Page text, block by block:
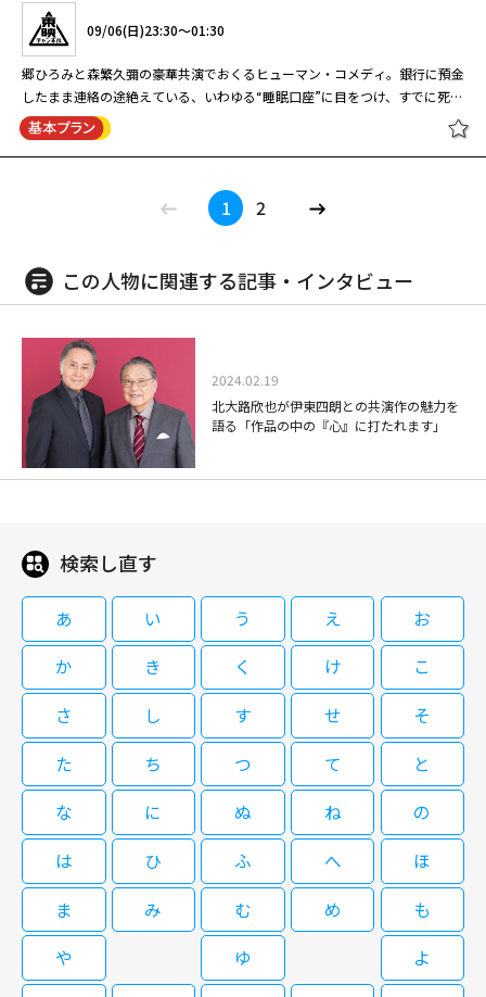
る。橋野は、強奪事件があった時刻には特急あ ずさに乗っていたと語り、
婚約者の新井優子（星野真里）が証人だと言った。十津川らはアリバイを確
かめるため、優 子が経営する安曇野のペンションへ向かった。しかし、橋
野が先回りし、優子は橋野を異常に恐れ、多くを語らない。 後日、東京に
について知っているとい う。内田の話は衝撃的だった。優子は七年前橋野
に拉致監禁された被害者だというのだ。拉致から三年後、優子は 橋野のも
だ。事件後、消息を絶った優子だ ったが、執念深い橋野に出所後、優子の
居場所を突き止められる。恐怖に凍りついた優子は、言うなりに操られ、結
件の容疑者が二人連続して殺されたのだ。十津川は強奪事件の主犯格が橋野
だと 確信する。さらに、橋野が姿を消した。続いて優子も何者かに誘拐さ
めに手を組もうと提案する。橋野は謎の人物と特急あずさの中で、優子と盗
んだ現金の交 換をするという。事件のすべての謎を乗せて、運命の「特急
あずさ13号」が新宿駅を発車した！
長の財産を 独り占めしようとするほかの愛人の犯罪なのか？ 事件の謎を追
う十津川警部の前に、敏腕美人弁護士が立ちはだか る。白虎隊の悲劇の舞
台・会津若松で事件が立て続けに起こる。敏腕美人弁護士役には床嶋佳子、
福島県警の警部 役で佐藤B作がゲスト出演。 【ストーリー】 悪徳金融会社
の社長・五十嵐が自宅マンションで殺された。寝室で女に毒を盛られたらし
い。十津川警部（渡瀬恒彦） は、五十嵐の三人の愛人に殺害の動機がある
とにらみ、捜査を開始する。三人とは、死体の第一発見者でモデルの 藤原
ドルタレントの木下知恵（笹岡莉紗）であ る。 マンションの防犯カメラに
は、白いスーツケースを持った不審な女が映っていた。さつきがそれと同じ
西良太）が尾行する。さつきは東京駅から福島県の会津若松 へ向かった。
十津川は彼女を監視するが、これといった動きはない。ところが、クラブの
り出す。岡本は、友美が殺された日につり橋から落ちて重傷を負った少
年・佐竹勇夫（浅利陽介）が犯人だとにらんでいる。勇夫が例の白いスーツ
ケースを持っていたという目撃情報をつか んでいたからだ。ところが、少
年犯罪専門の弁護士・結城彩子（床嶋佳子）が現われ、勇夫は無実だと主張
する。彩子 の鋭い指摘に岡本警部はたじたじ。十津川も彩子の分析をヒン
トに、勇夫は犯人ではないと考える。 そんな矢先、アイドルの知恵が何者
かに誘拐された。身代金が要求され、事務所の社長が金を運ぶ。若い謎の男
山に消えた女」
渡瀬恒彦主演「十津川警部」シリーズ第39弾。交通事故に遭い重症を負っ
の心 中を察しつつも、厳しく捜査の指揮を執る十津川。互いを思いやる二
人。渡瀬恒彦と伊東四朗のコンビならではの年輪 を重ねた男同士の芝居が
民家なども盛り 込み、旅情たっぷりで贈る。 【ストーリー】 亀井刑事（伊
東四朗）は、容疑者を追跡中に自動車事故に遭い重傷を負ったが、ある女性
に病院に搬送されて一命を 取り留める。しかし女性は名も継げずに立ち去
ったため、それが誰なのかは分からなかった。退院したのち、休暇で飛 騨
高山を訪れた亀井は、そこで命の恩人である女性・小野寺由美子（洞口依
子）と偶然再会する。画家志望だという 由美子と亀井は翌日にもう一度会
考人として岐阜県警の向井警部（佐藤銀平）の事情聴取を 受ける。そこへ
十津川警部（渡瀬恒彦）が東京から駆け付ける。そして由美子が宿泊で使っ
た“白石ゆか”という偽名 と住所を手掛かりに捜査が始まった…。
09/01(火)12:00～13:40
渡瀬恒彦主演「十津川警部」シリーズ第17弾。渡瀬恒彦がシリーズ初の一
ホステス 殺人事件の謎を追う。殺人の重要参考人として窮地に立たされる
十津川警部のため、伊東四朗演じる亀井刑事も捜 査に奔走し、事実を糾明
していく。 【ストーリー】 深夜の井の頭公園でのホステス（豊田麻里）が
殺された。所持品から会津若松までの切符と十津川警部（渡瀬恒彦） の名
刺が発見され、捜査一課は騒然。その頃、報道カメラマン・渡辺ひろみ（藤
谷美紀）の元に、十津川と暴力団の癒 着情報と証拠写真が届いていた。ホ
ステス殺しの裏に、十津川と亀井刑事（伊東四朗）は危険な罠を感じ取って
いた が、十津川は事件解決のため、被害者の所持していた切符で単身列車
に乗り込んだ。そんな十津川に、女から電話 で行き先の指示が入る…。 ま
た、ひろみにあった密告は現実のものとなっていた。東山温泉に現れた十津
川をひろみは尾行。十津川が小坂井め ぐみ（中野若葉）を殺害する現場を
目撃し、決定的瞬間を撮影。翌日、偶然を装い、十津川と同行したひろみは
岩室温 泉で何者かに襲われた。病院で意識が戻ったひろみは、十津川が犯
人と証言。ひろみの供述でめぐみの死体も発見 され、地元警察を震撼させ
た。重要参考人として窮地に立たされた十津川のため、亀井刑事たちは捜査
に奔走する。
［字］十津川警部シリーズ「生命～
ベールに包まれた誕生の秘密」
09/01(火)17:50～19:30
渡瀬恒彦主演「十津川警部」シリーズ第40弾。生命の尊厳をテーマをドラ
マに織り込んだスケールの大きな難事件に 十津川警部が挑む。大学の医学
部教授が殺され、教授がかつて秘かにAID（非配偶者間人工授精）を行って
いたこと が分かる。AIDとは子どもができない夫婦が他人の精子の提供を受
けて出産することで、違法ではないが様々な問題 を抱えている。事件の謎
解きと共に、生命の大切さや親子の絆の深さが描かれる。 【ストーリー】
札幌の大学で医学部の三国茂雄教授が殺され、金庫が物色される事件が起こ
った。数日後、東京で金庫破りの常習 犯・飯田隆弘（水道橋博士）が他殺
死体で発見され、十津川警部（渡瀬恒彦）が捜査を開始する。やがて、飯田
の靴の 足跡が三国殺害の現場に残っていたことが分かり、十津川は札幌へ
向かう。 札幌の吉田刑事（せんだみつお）は、8年前に医療機器納入をめぐ
西村京太郎サスペンス 十津川警部シ
リーズ「伊豆・七滝殺人事件」
09/02(水)12:00～13:40
に嵐を巻き起こす。全9話。
異議あり！女弁護士大岡法江 #7
08/25(火)16:00～17:00
に嵐を巻き起こす。全9話。
09/01(火)09:00～10:00
に嵐を巻き起こす。全9話。
異議あり！女弁護士大岡法江 #7
09/01(火)10:00～11:00
高島礼子主演の法廷エンターテインメントドラマ。沖縄の離島から来た法廷
経験ゼロの型破りな弁護士“ミス正義”こと大岡法江が、東京の裁判所を舞台
に嵐を巻き起こす。全9話。
異議あり！女弁護士大岡法江 #8
ん」と慕い、生き生きとコントを演じる3人の愛らしい姿は必見！そして、
加山雄三、東八郎、西田敏行、海援隊（武田鉄矢、中牟田俊男、千葉和臣）
ら、豪華出演陣の活躍も見どころ。 地上波放送：1976年11月22日 ※現存
する映像・放送回をお送りします。（一部欠番している回がございます。）
※保存状態により、映像の乱れやノイズ、経年劣化による色あせなどが発生
している箇所がございます。当時の雰囲気をそのままお楽しみいただくた
め、当時の状態のまま放送させていただきます。
ろ！！」を約50年ぶりに放送！ 放送当時、人気絶頂だった国民的アイドル
グループ・キャンディーズと、伊東四朗、小松政夫という異色の組み合わせ
で、お茶の間に一大ブームを巻き起こした伝説のバラエティ番組をセレクシ
ョン放送。 歌とコントを巧みに融合させた斬新な構成で老若男女を問わず
絶大な支持を集め、昭和のテレビ史に燦然と輝く本番組。最大の見どころ
は、伊東四朗の「ベンジャミン伊東」コーナーから生まれたヒーロー「デン
センマン」。漫画家・石ノ森章太郎がデザインしたキャラクターが踊る「電
鳥音頭」もそれに劣らぬ人気を博した。 さらに、キャンディーズがヒット
曲を披露する華やかな姿とは一転、「悪ガキ一家の鬼かあちゃん」などのコ
ん」と慕い、生き生きとコントを演じる3人の愛らしい姿は必見！そして、
加山雄三、東八郎、西田敏行、海援隊（武田鉄矢、中牟田俊男、千葉和臣）
る映像・放送回をお送りします。（一部欠番している回がございます。）
※保存状態により、映像の乱れや欠落、ノイズ、経年劣化による色あせなど
が発生している箇所がございます。当時の雰囲気をそのままお楽しみいただ
くため、当時の状態のまま放送させていただきます。
秋の大運動会」や、デビュー間もないキャンディーズらも躍動する「初すべ
り！スター雪上芸能大会」、そしてソロとして絶頂期を迎えていたジュリー
こと沢田研二の魅力を凝縮した「年忘れ！ジュリーが唄う73年ベストヒッ
ト大会!!」など、トップスターたちが総出演する豪華すぎる傑作企画が盛り
だくさん。毎週がお祭り騒ぎだったあの頃のテレビの熱気を、約半世紀の時
を経て今、ぜひ体感してほしい。 地上波放送：1973年10月8日 ※現存する
ている箇所がございます。当時の雰囲気をそのままお楽しみいただくため、
当時の状態のまま放送させていただきます。
リフターズ』
09/06(日)19:30～20:30
70年代スター総出演！ ザ・ドリフターズをはじめ、沢田研二、天地真理、
ィ番組「ビッグスペシャル」を約50年ぶりに放送！ 1970年代前半、テレビ
が最も熱かった黄金期に放送された「ビッグスペシャル」。1973年10月か
秋の大運動会」や、デビュー間もないキャンディーズらも躍動する「初すべ
り！スター雪上芸能大会」、そしてソロとして絶頂期を迎えていたジュリー
ト大会!!」など、トップスターたちが総出演する豪華すぎる傑作企画が盛り
だくさん。毎週がお祭り騒ぎだったあの頃のテレビの熱気を、約半世紀の時
を経て今、ぜひ体感してほしい。 地上波放送：1973年10月15日 ※現存す
る映像・放送回をお送りします。（一部欠番している回がございます。）
※保存状態により、映像の乱れやノイズ、経年劣化による色あせなどが発生
している箇所がございます。当時の雰囲気をそのままお楽しみいただくた
め、当時の状態のまま放送させていただきます。
閉じる
篠原涼子主演のお仕事エンタテイメントドラマの続編。再び戻ってきた戦う
スーパーハケン社員の活躍を描く。出演はほかに小泉孝太郎、勝地涼、上地
雄輔、大泉洋、伊東四朗。 かつての勢いを失った東京・丸の内にある老舗
の食品商社「Ｓ＆Ｆ」。営業企画課の課長になった里中賢介（小泉孝太郎）
は、伝説のスーパーハケン・大前春子（篠原涼子）を呼ぶことに。旭川支社
の支社長補佐・東海林武（大泉洋）は春子との再会に感激するが、相変わら
ず完全に無視される。だがその頃、社内では社員によるハケンへのセクハラ
#5,6,7,8
篠原涼子主演のお仕事エンタテイメントドラマの続編。再び戻ってきた戦う
スーパーハケン社員の活躍を描く。出演はほかに小泉孝太郎、勝地涼、上地
の食品商社「Ｓ＆Ｆ」。営業企画課の課長になった里中賢介（小泉孝太郎）
は、伝説のスーパーハケン・大前春子（篠原涼子）を呼ぶことに。旭川支社
の支社長補佐・東海林武（大泉洋）は春子との再会に感激するが、相変わら
ず完全に無視される。だがその頃、社内では社員によるハケンへのセクハラ
が行われていた・・・。
閉じる
09/06(日)23:30～01:30
郷ひろみと森繁久彌の豪華共演でおくるヒューマン・コメディ。銀行に預金
したまま連絡の途絶えている、いわゆる“睡眠口座”に目をつけ、すでに死ん
でしまった預金者の息子になりすまして大金をせしめようとする風来坊・マ
コトと、そして預金者の父である老いぼれサギ師の二人の数奇な出会いと友
よ』『ムー一族』等のディレクターで乱歩賞作家の久世光彦が初監督をした
夢一族 ザ・らいばる
郷ひろみと森繁久彌の豪華共演でおくるヒューマン・コメディ。銀行に預金
したまま連絡の途絶えている、いわゆる“睡眠口座”に目をつけ、すでに死ん
でしまった預金者の息子になりすまして大金をせしめようとする風来坊・マ
コトと、そして預金者の父である老いぼれサギ師の二人の数奇な出会いと友
情を描く。コーネル・ウールリッチ原作の『睡眠口座』をもとに『時間です
よ』『ムー一族』等のディレクターで乱歩賞作家の久世光彦が初監督をした
作品。
1 2
この人物に関連する記事・インタビュー
2024.02.19
北大路欣也が伊東四朗との共演作の魅力を
語る「作品の中の『心』に打たれます」
検索し直す
あ い う え
お
か
き く け
こ
さ
し す せ
そ
た
ち つ て
と
な
に ぬ ね
の
は
ひ ふ へ
ほ
ま
み む め
も
や
ゆ
よ